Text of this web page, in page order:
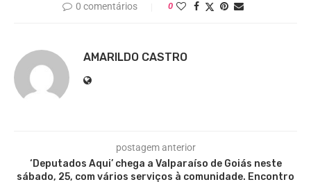
0 comentários 0
AMARILDO CASTRO
postagem anterior
‘Deputados Aqui’ chega a Valparaíso de Goiás neste
sábado, 25, com vários serviços à comunidade. Encontro